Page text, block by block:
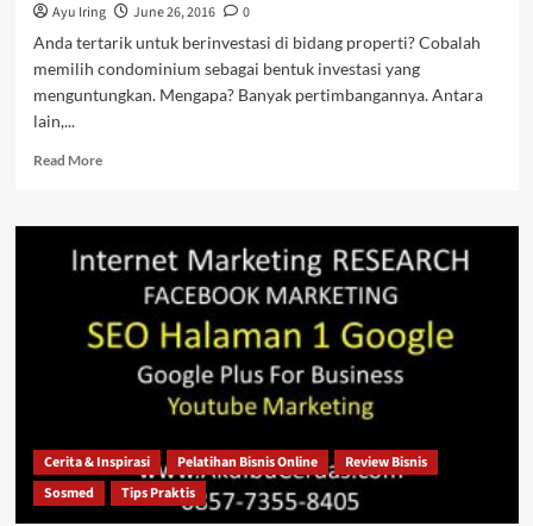
Ayu Iring June 26, 2016
0
Anda tertarik untuk berinvestasi di bidang properti? Cobalah
memilih condominium sebagai bentuk investasi yang
menguntungkan. Mengapa? Banyak pertimbangannya. Antara
lain,...
Read MoreRead
Desain
Eksklusif
ala
Jepang
Valore
untuk
Cerita & Inspirasi Pelatihan Bisnis Online
Review Bisnis
Sosmed
Tips Praktis